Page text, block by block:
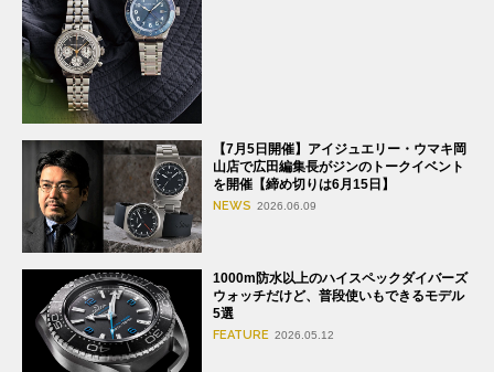
【7月5日開催】アイジュエリー・ウマキ岡
山店で広田編集長がジンのトークイベント
を開催【締め切りは6月15日】
NEWS 2026.06.09
1000m防水以上のハイスペックダイバーズ
ウォッチだけど、普段使いもできるモデル
5選
FEATURE 2026.05.12